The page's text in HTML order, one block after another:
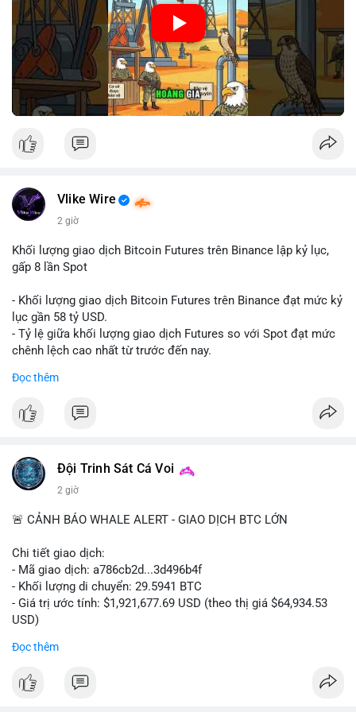
🎥 Xem video trực tiếp tại:
Nguồn: Cú Thông Thái
Vlike Wire
2 giờ
Khối lượng giao dịch Bitcoin Futures trên Binance lập kỷ lục,
gấp 8 lần Spot
- Khối lượng giao dịch Bitcoin Futures trên Binance đạt mức kỷ
lục gần 58 tỷ USD.
- Tỷ lệ giữa khối lượng giao dịch Futures so với Spot đạt mức
chênh lệch cao nhất từ trước đến nay.
dịch Spot.
#binance #btc
#vlikevn #titanbot
📰 Nguồn: Cointelegraph
Đọc thêm
Đội Trinh Sát Cá Voi
2 giờ
🚨 CẢNH BÁO WHALE ALERT - GIAO DỊCH BTC LỚN
Chi tiết giao dịch:
- Mã giao dịch: a786cb2d...3d496b4f
- Khối lượng di chuyển: 29.5941 BTC
- Giá trị ước tính: $1,921,677.69 USD (theo thị giá $64,934.53
USD)
USD được thực hiện trong một khối chưa xác nhận cho thấy
Đọc thêm